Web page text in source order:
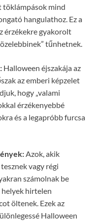
töklámpások mind
hangulathoz. Ez a
érzékekre gyakorolt
tűnhetnek.
Halloween éjszakája az
az emberi képzelet
hogy „valami
érzékenyebbé
és a legapróbb furcsa
Azok, akik
vagy régi
számolnak be
hirtelen
öltenek. Ezek az
Halloween